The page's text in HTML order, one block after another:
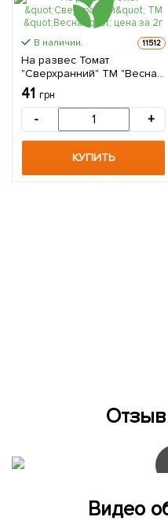
В наличии. 11512
На развес Томат
"Сверхранний" ТМ "Весна"
цена за 2г
41 грн
- +
КУПИТЬ
Отзыв
Видео